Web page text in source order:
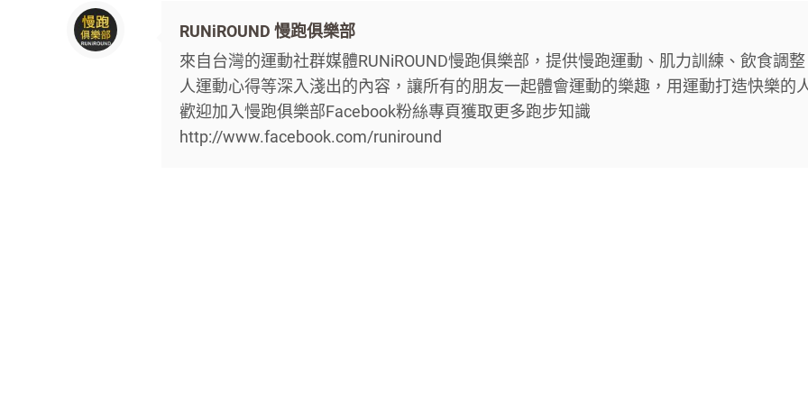
RUNiROUND 慢跑俱樂部
來自台灣的運動社群媒體RUNiROUND慢跑俱樂部，提供慢跑運動、肌力訓練、飲食調整
人運動心得等深入淺出的內容，讓所有的朋友一起體會運動的樂趣，用運動打造快樂的
歡迎加入慢跑俱樂部Facebook粉絲專頁獲取更多跑步知識
http://www.facebook.com/runiround